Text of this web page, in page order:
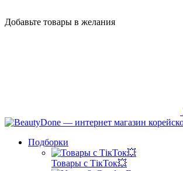
Добавьте товары в желания
Подборки
Товары с ТікТок💥